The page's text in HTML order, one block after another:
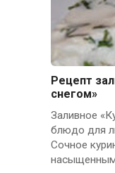
Рецепт
снегом»
Заливное
блюдо для
Сочное